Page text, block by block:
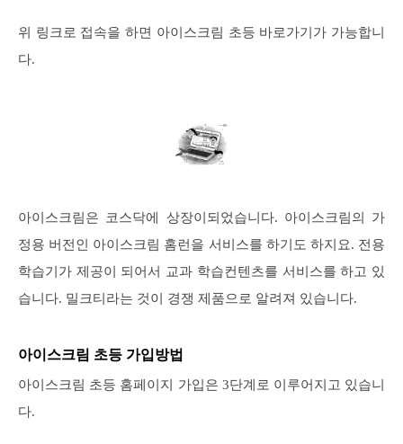
위 링크로 접속을 하면 아이스크림 초등 바로가기가 가능합니
다.
아이스크림은 코스닥에 상장이되었습니다. 아이스크림의 가
정용 버전인 아이스크림 홈런을 서비스를 하기도 하지요. 전용
학습기가 제공이 되어서 교과 학습컨텐츠를 서비스를 하고 있
습니다. 밀크티라는 것이 경쟁 제품으로 알려져 있습니다.
아이스크림 초등 가입방법
아이스크림 초등 홈페이지 가입은 3단계로 이루어지고 있습니
다.